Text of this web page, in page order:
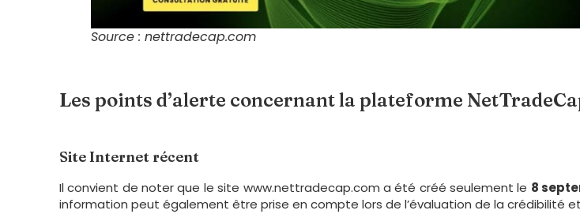
Source : nettradecap.com
Les points d’alerte concernant la plateforme
Site Internet récent
Il convient de noter que le site www.nettradecap.com a été créé seulement le 8
information peut également être prise en compte lors de l’évaluation de la crédibilité